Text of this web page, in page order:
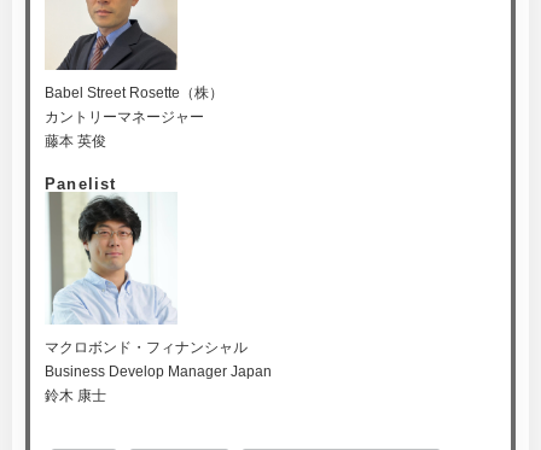
Babel Street Rosette（株）
カントリーマネージャー
藤本 英俊
Panelist
マクロボンド・フィナンシャル
Business Develop Manager Japan
鈴木 康士